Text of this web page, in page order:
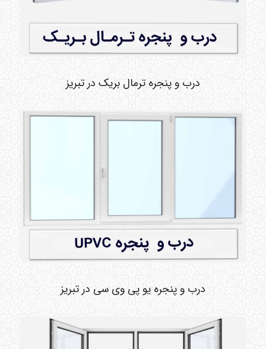
درب و پنجره ترمال بریک در تبریز
درب و پنجره یو پی وی سی در تبریز